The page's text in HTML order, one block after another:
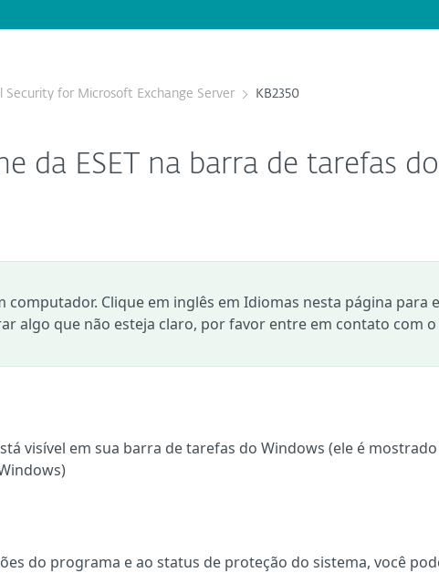
Security for Microsoft Exchange Server KB2350
da ESET na barra de tarefas do
Clique em inglês em Idiomas nesta página para
algo que não esteja claro, por favor entre em contato com o
visível em sua barra de tarefas do Windows (ele é mostrado
do programa e ao status de proteção do sistema, você